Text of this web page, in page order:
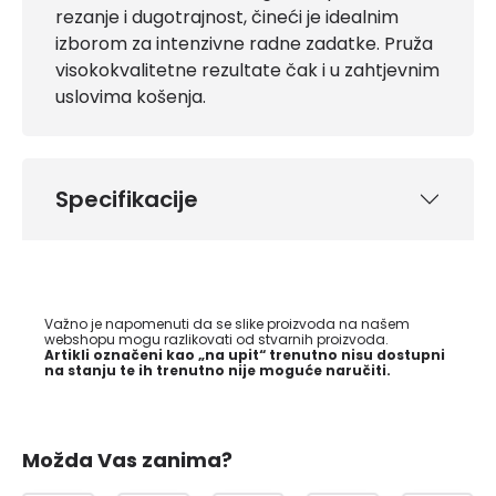
rezanje i dugotrajnost, čineći je idealnim
izborom za intenzivne radne zadatke. Pruža
visokokvalitetne rezultate čak i u zahtjevnim
uslovima košenja.
Specifikacije
Važno je napomenuti da se slike proizvoda na našem
webshopu mogu razlikovati od stvarnih proizvoda.
Artikli označeni kao „na upit“ trenutno nisu dostupni
na stanju te ih trenutno nije moguće naručiti.
Možda Vas zanima?